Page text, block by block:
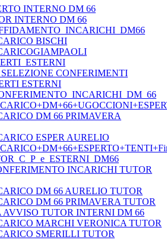
INTERNO DM 66
INTERNO DM 66
BISCHI
CONFERIMENTI
ESTERNI
DM 66 PRIMAVERA
ESPER AURELIO
INCARICHI TUTOR
DM 66 AURELIO TUTOR
DM 66 PRIMAVERA TUTOR
AVVISO TUTOR INTERNI DM 66
MARCHI VERONICA TUTOR
SMERILLI TUTOR